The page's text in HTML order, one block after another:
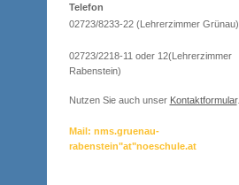
Telefon
02723/8233-22 (Lehrerzimmer Grünau)
02723/2218-11 oder 12(Lehrerzimmer
Rabenstein)
Nutzen Sie auch unser Kontaktformular.
Mail: nms.gruenau-
rabenstein"at"noeschule.at